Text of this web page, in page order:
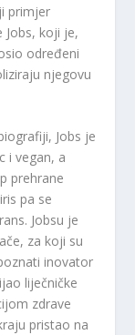
primjer
Jobs, koji je,
određeni
njegovu
Jobs je
i vegan, a
prehrane
pa se
Jobsu je
za koji su
inovator
liječničke
zdrave
pristao na